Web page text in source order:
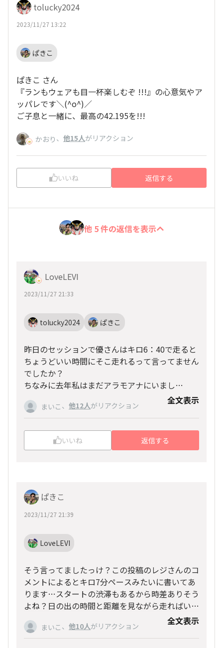
tolucky2024
2023/11/27 13:22
ぱきこ
ぱきこ さん
『ランもウェアも目一杯楽しむぞ !!!』の心意気やア
ッパレです＼(^o^)／
ご子息と一緒に、最高の42.195を!!!
かおり 、 他15人がリアクション
いいね 返信する
他 5 件の返信を表示
LoveLEVI
2023/11/27 21:33
tolucky2024 ぱきこ
昨日のセッションで優さんはキロ6：40で走ると
ちょうどいい時間にそこ走れるって言ってません
でしたか？
ちなみに去年私はまだアラモアナにいまし
た。。。
あらら 今回もそんな感じかも😝😝
まいこ 、 他12人がリアクション 全文表示
いいね 返信する
ぱきこ
2023/11/27 21:39
LoveLEVI
そう言ってましたっけ？この投稿のレジさんのコ
メントによるとキロ7分ペースみたいに書いてあ
ります…スタートの渋滞もあるから時差ありそう
よね？日の出の時間と距離を見ながら走ればいい
のかな〜？
まいこ 、 他10人がリアクション 全文表示